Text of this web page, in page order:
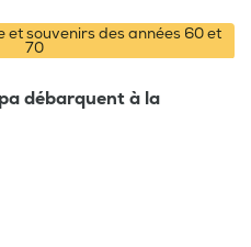
et souvenirs des années 60 et
70
débarquent à la